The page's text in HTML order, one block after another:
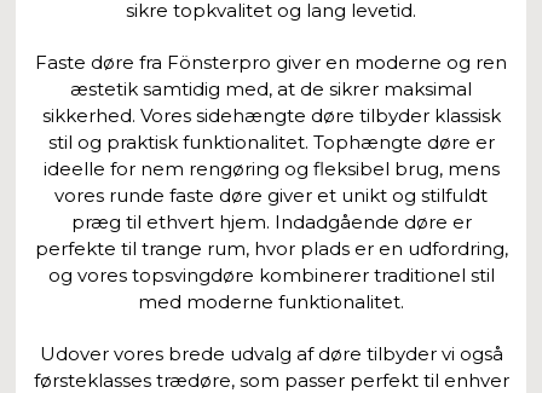
sikre topkvalitet og lang levetid.
Faste døre fra Fönsterpro giver en moderne og ren
æstetik samtidig med, at de sikrer maksimal
sikkerhed. Vores sidehængte døre tilbyder klassisk
stil og praktisk funktionalitet. Tophængte døre er
ideelle for nem rengøring og fleksibel brug, mens
vores runde faste døre giver et unikt og stilfuldt
præg til ethvert hjem. Indadgående døre er
perfekte til trange rum, hvor plads er en udfordring,
og vores topsvingdøre kombinerer traditionel stil
med moderne funktionalitet.
Udover vores brede udvalg af døre tilbyder vi også
førsteklasses trædøre, som passer perfekt til enhver